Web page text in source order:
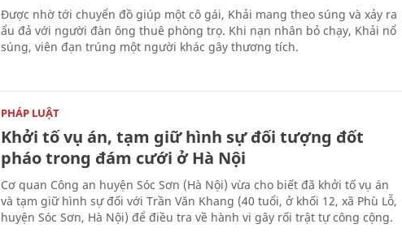
Được nhờ tới chuyển đồ giúp một cô gái, Khải mang theo súng và xảy ra
ẩu đả với người đàn ông thuê phòng trọ. Khi nạn nhân bỏ chạy, Khải nổ
súng, viên đạn trúng một người khác gây thương tích.
PHÁP LUẬT
Khởi tố vụ án, tạm giữ hình sự đối tượng đốt
pháo trong đám cưới ở Hà Nội
Cơ quan Công an huyện Sóc Sơn (Hà Nội) vừa cho biết đã khởi tố vụ án
và tạm giữ hình sự đối với Trần Văn Khang (40 tuổi, ở khối 12, xã Phù Lỗ,
huyện Sóc Sơn, Hà Nội) để điều tra về hành vi gây rối trật tự công cộng.